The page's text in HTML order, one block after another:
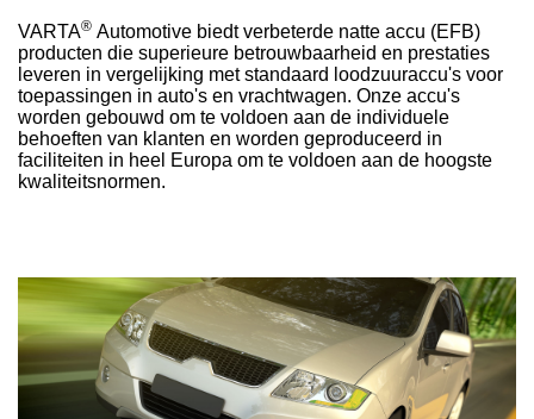
VARTA® Automotive biedt verbeterde natte accu (EFB)
producten die superieure betrouwbaarheid en prestaties
leveren in vergelijking met standaard loodzuuraccu's voor
toepassingen in auto's en vrachtwagen. Onze accu's
worden gebouwd om te voldoen aan de individuele
behoeften van klanten en worden geproduceerd in
faciliteiten in heel Europa om te voldoen aan de hoogste
kwaliteitsnormen.